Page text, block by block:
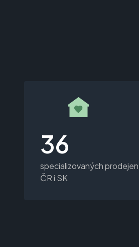
36
specializovaných
ČR i SK